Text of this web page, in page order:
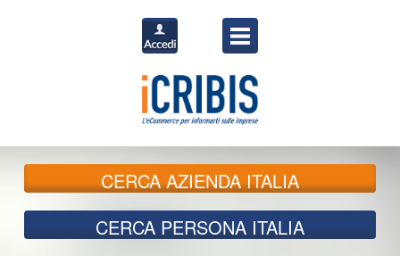
CERCAAZIENDA ITALIA
CERCA PERSONA ITALIA